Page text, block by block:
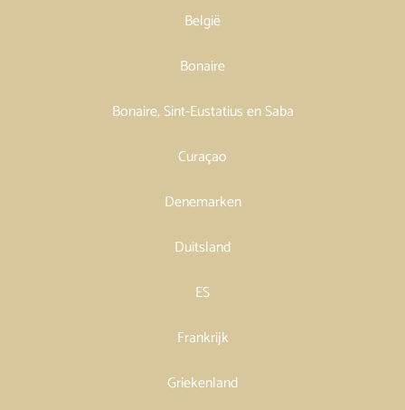
België
Bonaire
Bonaire, Sint-Eustatius en Saba
Curaçao
Denemarken
Duitsland
ES
Frankrijk
Griekenland